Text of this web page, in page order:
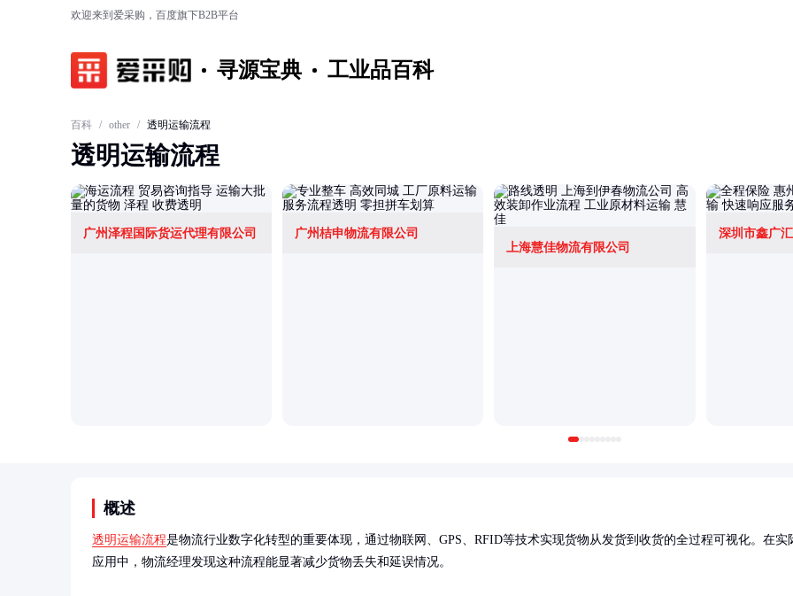
欢迎来到爱采购，百度旗下B2B平台
寻源宝典 工业品百科
百科 / other / 透明运输流程
透明运输流程
广州泽程国际货运代理有限公司
广州桔申物流有限公司
上海慧佳物流有限公司
深圳市鑫广
概述
透明运输流程是物流行业数字化转型的重要体现，通过物联网、GPS、RFID等技术实现货物从发货到收货的全过程可视化。在实
应用中，物流经理发现这种流程能显著减少货物丢失和延误情况。